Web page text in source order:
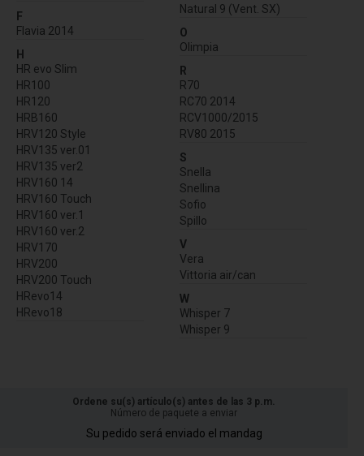
F
Flavia 2014
H
HR evo Slim
HR100
HR120
HRB160
HRV120 Style
HRV135 ver.01
HRV135 ver2
HRV160 14
HRV160 Touch
HRV160 ver.1
HRV160 ver.2
HRV170
HRV200
HRV200 Touch
HRevo14
HRevo18
Natural 9 (Vent. SX)
O
Olimpia
R
R70
RC70 2014
RCV1000/2015
RV80 2015
S
Snella
Snellina
Sofio
Spillo
V
Vera
Vittoria air/can
W
Whisper 7
Whisper 9
Ordene su(s) artículo(s) antes de las 3 p.m.
Número de paquete a enviar
Su pedido será enviado el mandag